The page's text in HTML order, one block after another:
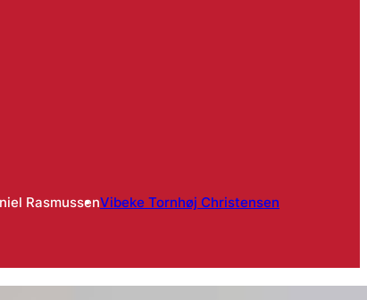
RasmussenVibeke Tornhøj Christensen